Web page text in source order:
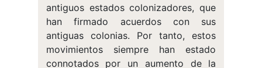
antiguos estados colonizadores, que
han firmado acuerdos con sus
antiguas colonias. Por tanto, estos
movimientos siempre han estado
connotados por un aumento de la